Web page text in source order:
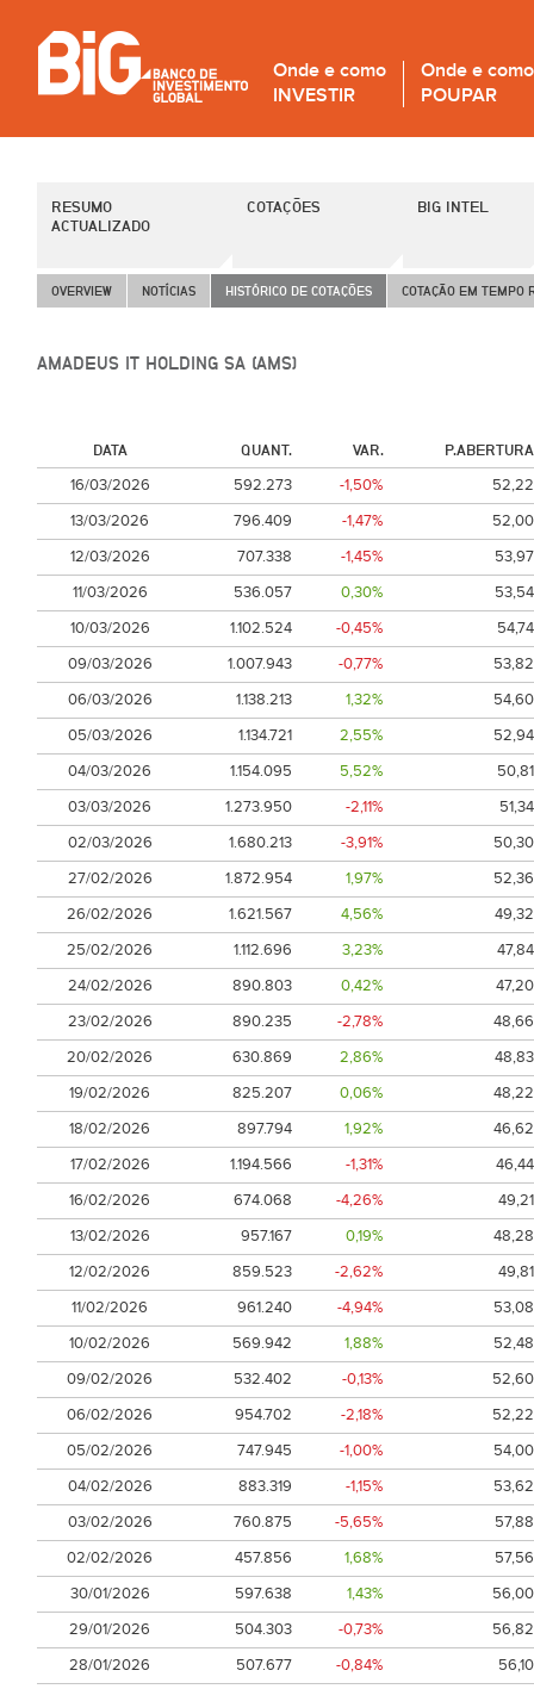
Onde e como
INVESTIR
Onde e como
POUPAR
RESUMO
ACTUALIZADO
COTAÇÕES BIG INTEL
OVERVIEW NOTÍCIAS HISTÓRICO DE COTAÇÕES COTAÇÃO EM TEMPO
AMADEUS IT HOLDING SA (AMS)
DATA QUANT. VAR.
P.ABERTURA
16/03/2026
592.273 -1,50%
52,22
13/03/2026
796.409 -1,47%
52,00
12/03/2026
707.338 -1,45%
53,97
11/03/2026
536.057 0,30%
53,54
10/03/2026
1.102.524 -0,45%
54,74
09/03/2026
1.007.943 -0,77%
53,82
06/03/2026
1.138.213 1,32%
54,60
05/03/2026
1.134.721 2,55%
52,94
04/03/2026
1.154.095 5,52%
50,81
03/03/2026
1.273.950 -2,11%
51,34
02/03/2026
1.680.213 -3,91%
50,30
27/02/2026
1.872.954 1,97%
52,36
26/02/2026
1.621.567 4,56%
49,32
25/02/2026
1.112.696 3,23%
47,84
24/02/2026
890.803 0,42%
47,20
23/02/2026
890.235 -2,78%
48,66
20/02/2026
630.869 2,86%
48,83
19/02/2026
825.207 0,06%
48,22
18/02/2026
897.794 1,92%
46,62
17/02/2026
1.194.566 -1,31%
46,44
16/02/2026
674.068 -4,26%
49,21
13/02/2026
957.167 0,19%
48,28
12/02/2026
859.523 -2,62%
49,81
11/02/2026
961.240 -4,94%
53,08
10/02/2026
569.942 1,88%
52,48
09/02/2026
532.402 -0,13%
52,60
06/02/2026
954.702 -2,18%
52,22
05/02/2026
747.945 -1,00%
54,00
04/02/2026
883.319 -1,15%
53,62
03/02/2026
760.875 -5,65%
57,88
02/02/2026
457.856 1,68%
57,56
30/01/2026
597.638 1,43%
56,00
29/01/2026
504.303 -0,73%
56,82
28/01/2026
507.677 -0,84%
56,10